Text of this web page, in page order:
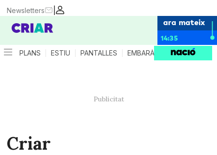
|
Newsletters
ara mateix
14:35
PLANS ESTIU PANTALLES EMBARÀS CRIANÇA
Criar